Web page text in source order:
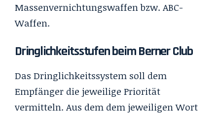
Massenvernichtungswaffen bzw. ABC-
Waffen.
Dringlichkeitsstufen beim Berner Club
Das Dringlichkeitssystem soll dem
Empfänger die jeweilige Priorität
vermitteln. Aus dem dem jeweiligen Wort